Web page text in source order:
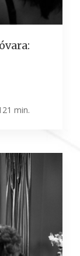
min.